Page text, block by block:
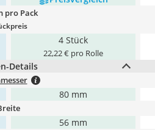
pro Pack
4 Stück
22,22 € pro Rolle
Details
80 mm
56 mm